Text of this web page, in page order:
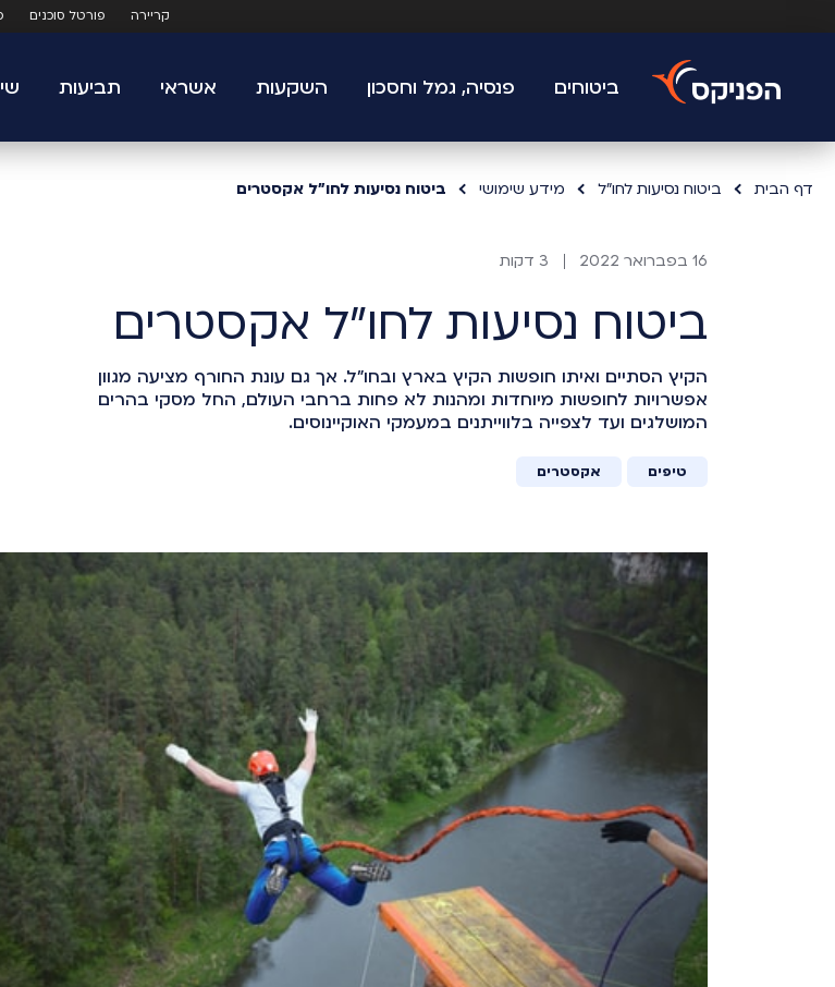
קריירה פורטל סוכנים
ביטוחים פנסיה, גמל וחסכון השקעות אשראי תביעות
דף הבית ביטוח נסיעות לחו"ל מידע שימושי ביטוח נסיעות לחו"ל אקסטרים
16 בפברואר 2022 3 דקות
ביטוח נסיעות לחו"ל אקסטרים
הקיץ הסתיים ואיתו חופשות הקיץ בארץ ובחו"ל. אך גם עונת החורף מציעה מגוון
אפשרויות לחופשות מיוחדות ומהנות לא פחות ברחבי העולם, החל מסקי בהרים
המושלגים ועד לצפייה בלווייתנים במעמקי האוקיינוסים.
טיפים אקסטרים